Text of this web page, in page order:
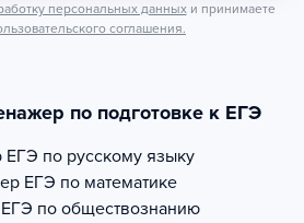
персональных данных и принимаете
соглашения.
по подготовке к ЕГЭ
ЕГЭ по русскому языку
ЕГЭ по математике
ЕГЭ по обществознанию